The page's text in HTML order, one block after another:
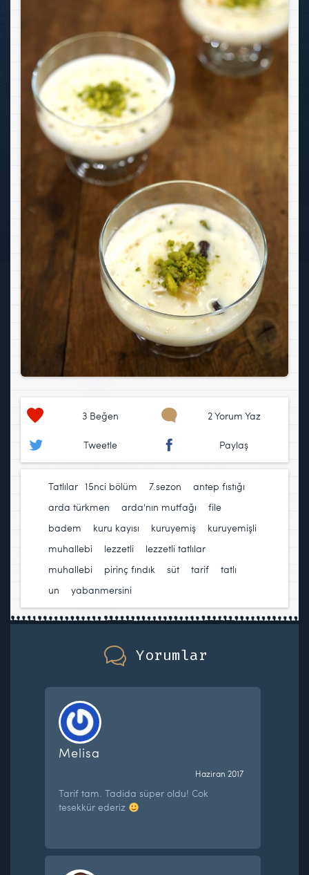
3 Beğen 2 Yorum Yaz
Tweetle Paylaş
Tatlılar 15nci bölüm 7.sezon antep fıstığı
arda türkmen
arda'nın mutfağı
file
badem
kuru kayısı kuruyemiş
kuruyemişli
muhallebi
lezzetli lezzetli tatlılar
muhallebi
pirinç fındık süt tarif tatlı
un
yabanmersini
Yorumlar
Melisa
Haziran 2017
Tarif tam. Tadida süper oldu! Cok
tesekkür ederiz